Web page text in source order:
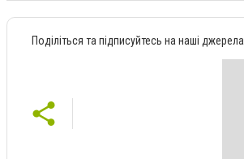
Поділіться та підписуйтесь на наші джерела